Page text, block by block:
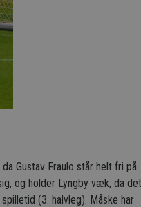
Gustav Fraulo står helt fri på
og holder Lyngby væk, da det
(3. halvleg). Måske har